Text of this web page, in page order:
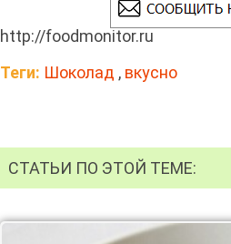
http://foodmonitor.ru
Теги: Шоколад , вкусно
СТАТЬИ ПО ЭТОЙ ТЕМЕ: